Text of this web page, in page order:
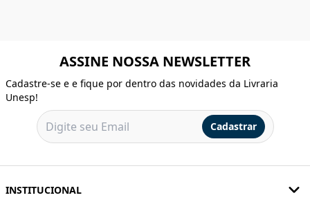
ASSINE NOSSA NEWSLETTER
Cadastre-se e e fique por dentro das novidades da Livraria
Unesp!
Cadastrar
INSTITUCIONAL